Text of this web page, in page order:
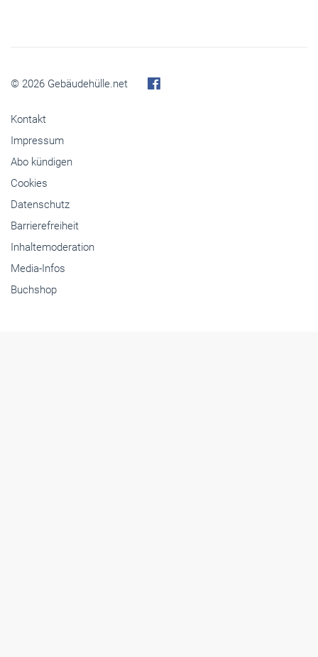
© 2026 Gebäudehülle.net
Kontakt
Impressum
Abo kündigen
Cookies
Datenschutz
Barrierefreiheit
Inhaltemoderation
Media-Infos
Buchshop